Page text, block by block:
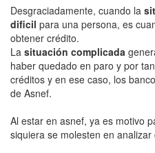
Desgraciadamente, cuando la
dificil para una persona, es
obtener crédito.
La situación complicada
haber quedado en paro y por
créditos y en ese caso, los
de Asnef.
Al estar en asnef, ya es motivo
siquiera se molesten en